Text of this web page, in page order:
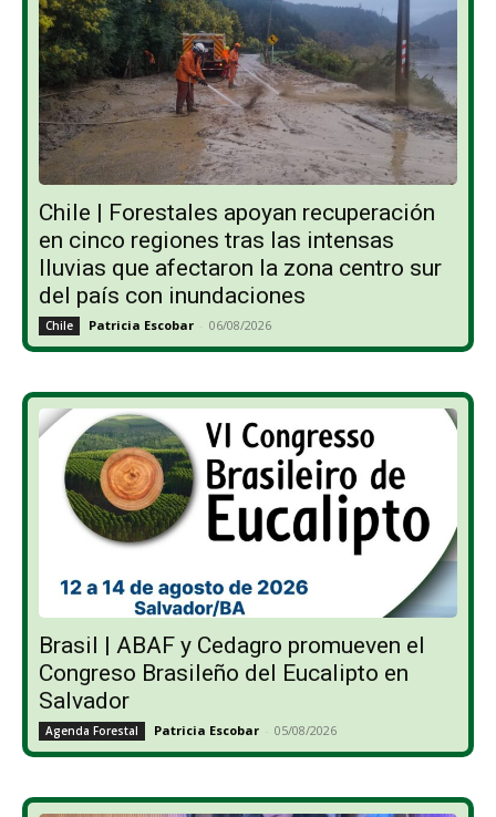
Chile | Forestales apoyan recuperación
en cinco regiones tras las intensas
lluvias que afectaron la zona centro sur
del país con inundaciones
Chile Patricia Escobar - 06/08/2026
Brasil | ABAF y Cedagro promueven el
Congreso Brasileño del Eucalipto en
Salvador
Agenda Forestal Patricia Escobar - 05/08/2026